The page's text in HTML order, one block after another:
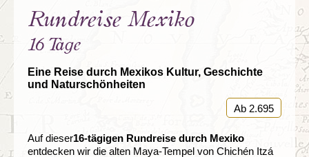
Rundreise Mexiko
16 Tage
Eine Reise durch Mexikos Kultur, Geschichte
und Naturschönheiten
Ab 2.695
Auf dieser16-tägigen Rundreise durch Mexiko
entdecken wir die alten Maya-Tempel von Chichén Itzá